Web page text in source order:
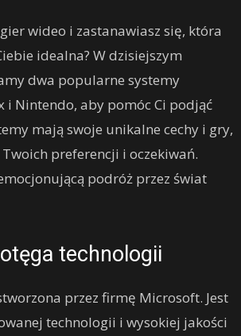
wideo i zastanawiasz się, która
idealna? W dzisiejszym
dwa popularne systemy
i Nintendo, aby pomóc Ci podjąć
mają swoje unikalne cechy i gry,
preferencji i oczekiwań.
podróż przez świat
technologii
przez firmę Microsoft. Jest
technologii i wysokiej jakości